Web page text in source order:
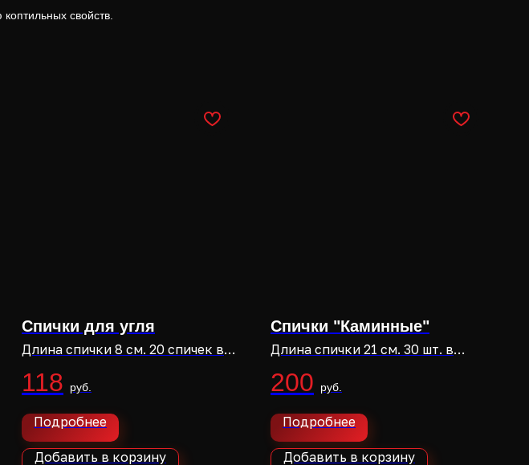
свойств.
Спички для угля
Длина спички 8 см. 20 спичек в
118
Подробнее
Добавить в корзину
Спички "Каминные"
Длина спички 21 см. 30 шт. в
200
Подробнее
Добавить в корзину